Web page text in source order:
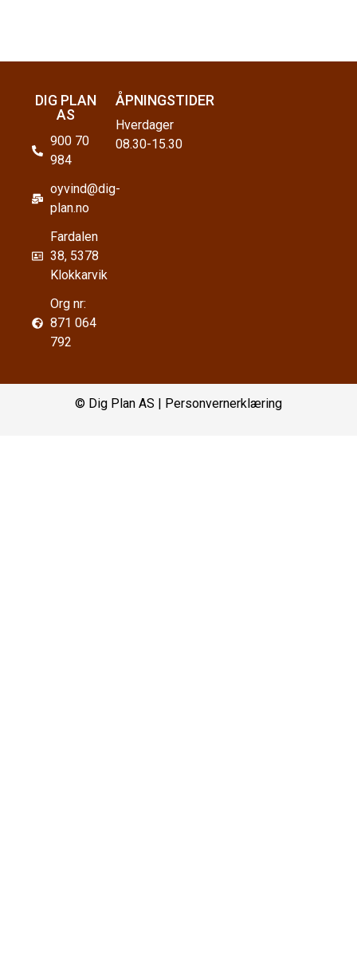
DIG PLAN
AS
900 70
984
oyvind@dig-
plan.no
Fardalen
38, 5378
Klokkarvik
Org nr:
871 064
792
ÅPNINGSTIDER
Hverdager
08.30-15.30
© Dig Plan AS | Personvernerklæring